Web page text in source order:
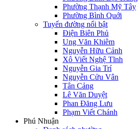
Phường Thạnh Mỹ Tây
Phường Bình Quới
Tuyến đường nổi bật
Điện Biên Phủ
Ung Văn Khiêm
Nguyễn Hữu Cảnh
Xô Viết Nghệ Tĩnh
Nguyễn Gia Trí
Nguyễn Cửu Vân
Tân Cảng
Lê Văn Duyệt
Phan Đăng Lưu
Phạm Viết Chánh
Phú Nhuận